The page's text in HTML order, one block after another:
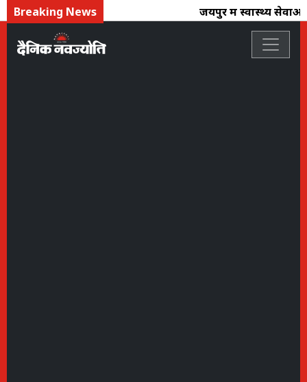
Breaking News जयपुर में स्वास्थ्य सेवाओं